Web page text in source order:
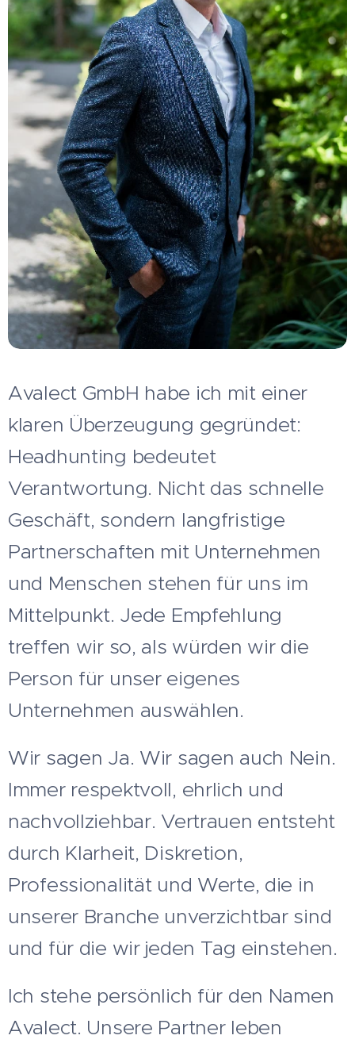
Avalect GmbH habe ich mit einer
klaren Überzeugung gegründet:
Headhunting bedeutet
Verantwortung. Nicht das schnelle
Geschäft, sondern langfristige
Partnerschaften mit Unternehmen
und Menschen stehen für uns im
Mittelpunkt. Jede Empfehlung
treffen wir so, als würden wir die
Person für unser eigenes
Unternehmen auswählen.
Wir sagen Ja. Wir sagen auch Nein.
Immer respektvoll, ehrlich und
nachvollziehbar. Vertrauen entsteht
durch Klarheit, Diskretion,
Professionalität und Werte, die in
unserer Branche unverzichtbar sind
und für die wir jeden Tag einstehen.
Ich stehe persönlich für den Namen
Avalect. Unsere Partner leben